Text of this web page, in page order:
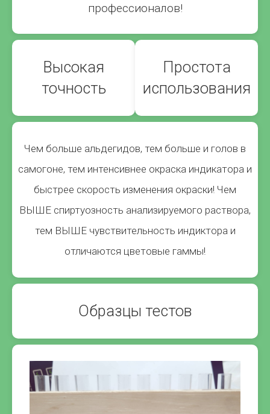
профессионалов!
Высокая
точность
Простота
использования
Чем больше альдегидов, тем больше и голов в
самогоне, тем интенсивнее окраска индикатора и
быстрее скорость изменения окраски! Чем
ВЫШЕ спиртуозность анализируемого раствора,
тем ВЫШЕ чувствительность индиктора и
отличаются цветовые гаммы!
Образцы тестов